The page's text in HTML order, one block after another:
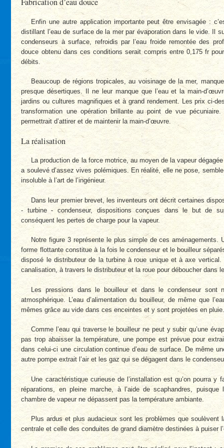
Enfin une autre application importante peut être envisagée :
distillant l’eau de surface de la mer par évaporation dans le vide. Il
condenseurs à surface, refroidis par l’eau froide remontée des
douce obtenu dans ces conditions serait compris entre 0,175 fr
débits.
Beaucoup de régions tropicales, au voisinage de la mer,
presque désertiques. Il ne leur manque que l’eau et la main-
jardins ou cultures magnifiques et à grand rendement. Les prix ci-
transformation une opération brillante au point de vue
permettrait d’attirer et de maintenir la main-d’œuvre.
La réalisation
La production de la force motrice, au moyen de la vapeur
a soulevé d’assez vives polémiques. En réalité, elle ne pose,
insoluble à l’art de l’ingénieur.
Dans leur premier brevet, les inventeurs ont décrit certaines
- turbine - condenseur, dispositions conçues dans le but de
conséquent les pertes de charge pour la vapeur.
Notre figure 3 représente le plus simple de ces aménagements.
forme flottante constitue à la fois le condenseur et le bouilleur
disposé le distributeur de la turbine à roue unique et à axe
canalisation, à travers le distributeur et la roue pour déboucher dans
Les pressions dans le bouilleur et dans le condenseur sont
atmosphérique. L’eau d’alimentation du bouilleur, de même que
mêmes grâce au vide dans ces enceintes et y sont projetées en
Comme l’eau qui traverse le bouilleur ne peut y subir qu’une
pas trop abaisser la température, une pompe est prévue pour
dans celui-ci une circulation continue d’eau de surface. De même
autre pompe extrait l’air et les gaz qui se dégagent dans le
Une caractéristique curieuse de l’installation est qu’on pourra y
réparations, en pleine marche, à l’aide de scaphandres,
chambre de vapeur ne dépassent pas la température ambiante.
Plus ardus et plus audacieux sont les problèmes que soulèvent
centrale et celle des conduites de grand diamètre destinées à puiser